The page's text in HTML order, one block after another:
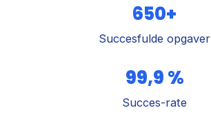
650+
Succesfulde opgaver
99,9 %
Succes-rate